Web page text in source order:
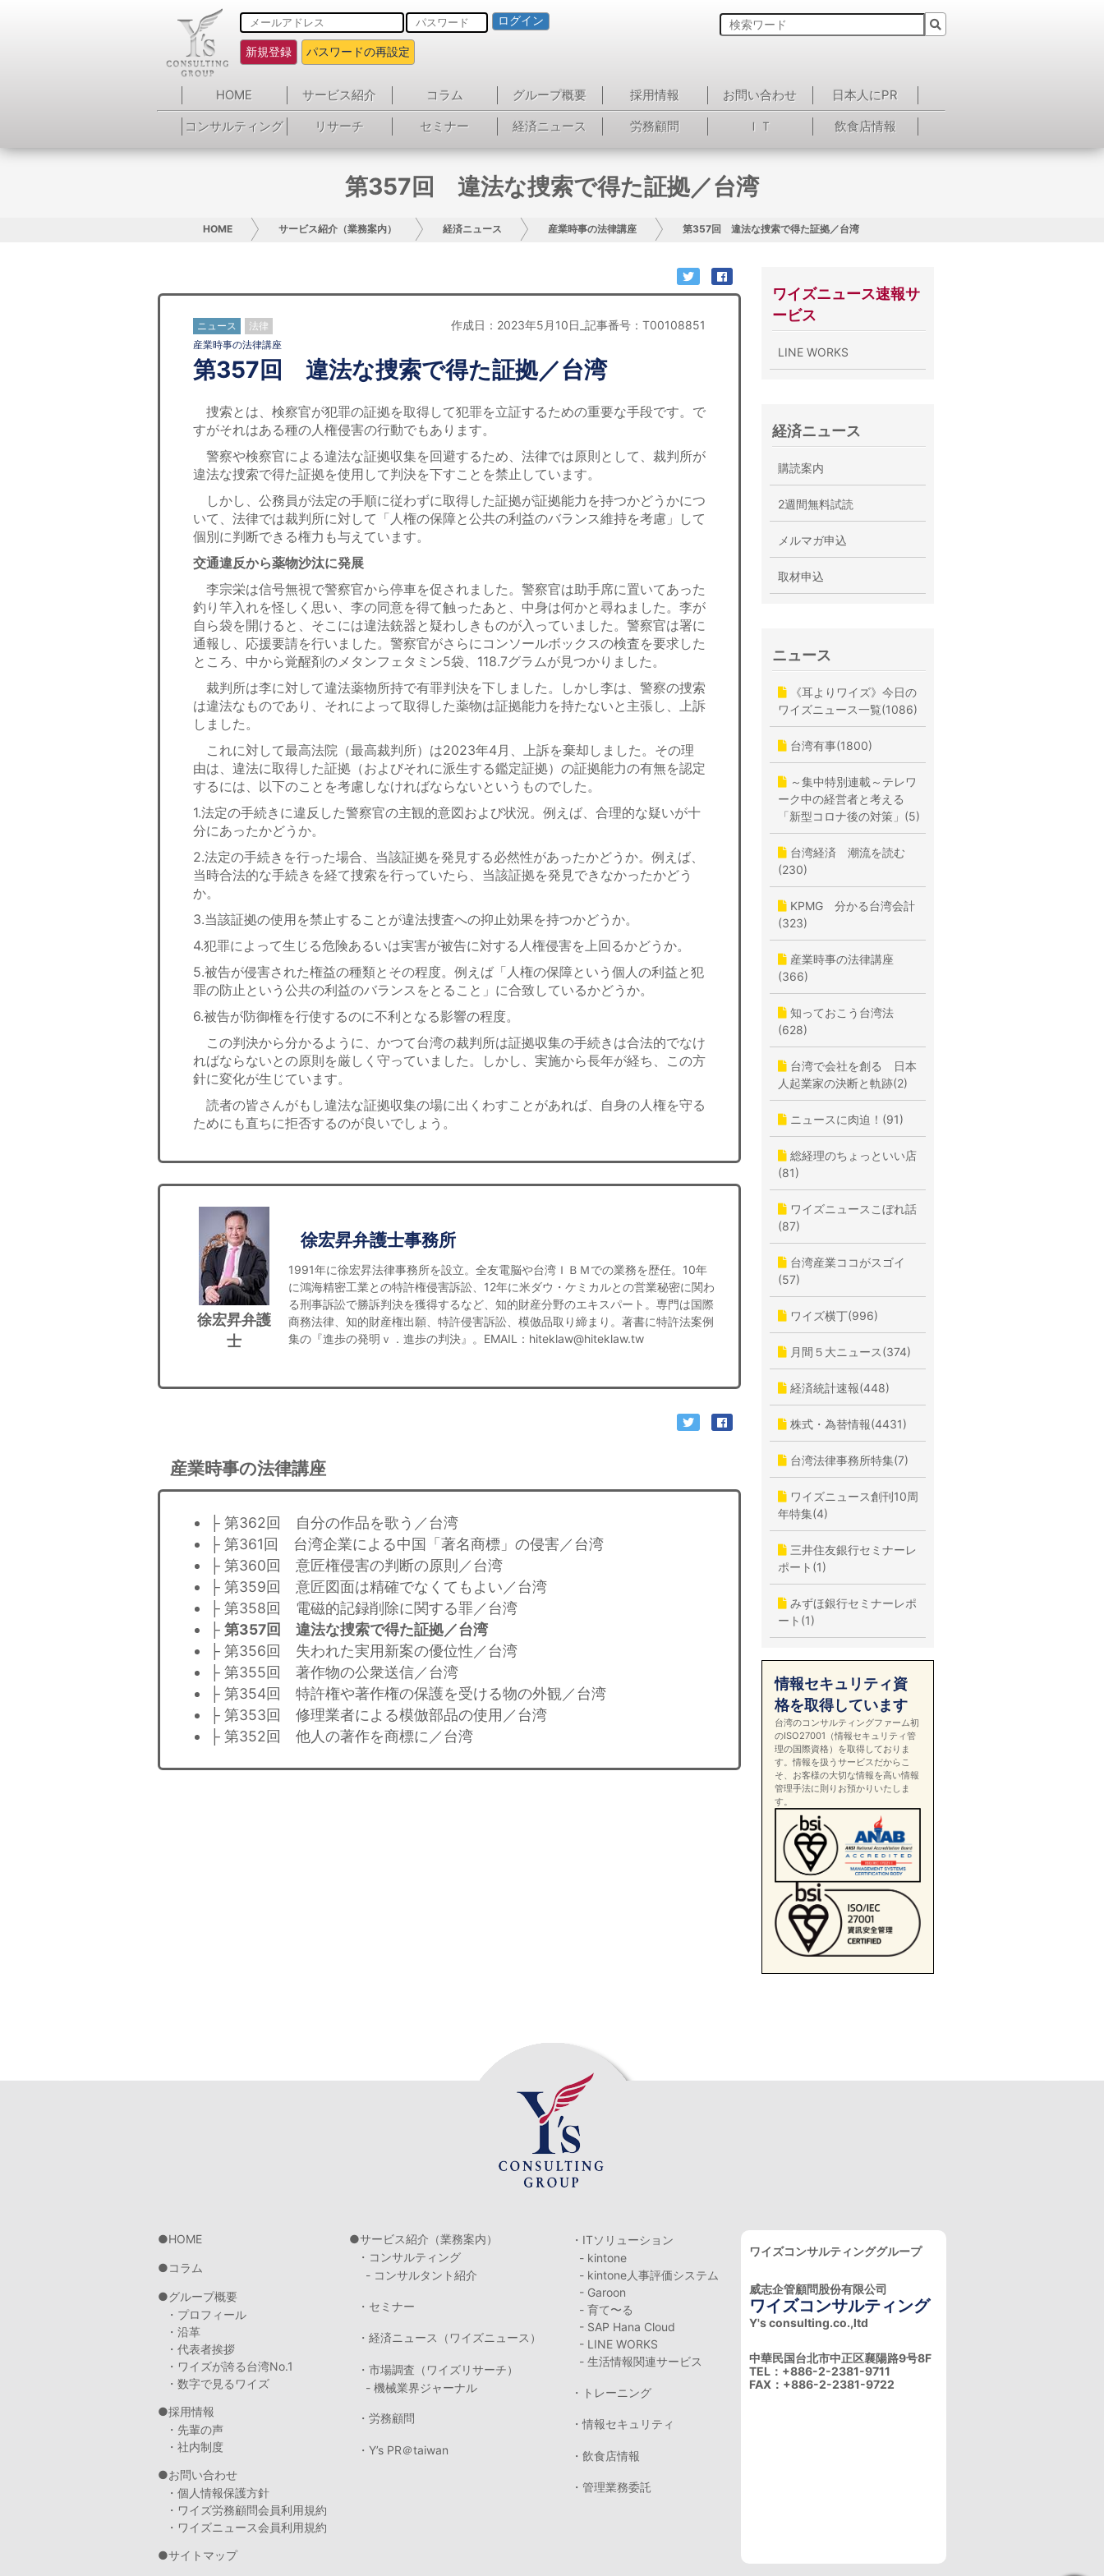
ログイン
新規登録 パスワードの再設定
HOME サービス紹介 コラム グループ概要 採用情報 お問い合わせ
日本人にPR
コンサルティング
リサーチ セミナー 経済ニュース 労務顧問 ＩＴ 飲食店情報
第357回 違法な捜索で得た証拠／台湾
HOME サービス紹介（業務案内） 経済ニュース 産業時事の法律講座 第357回 違法な捜索で得た証拠／台湾
ニュース 法律 作成日：2023年5月10日_記事番号：T00108851
産業時事の法律講座
第357回 違法な捜索で得た証拠／台湾
捜索とは、検察官が犯罪の証拠を取得して犯罪を立証するための重要な手段です。で
すがそれはある種の人権侵害の行動でもあります。
警察や検察官による違法な証拠収集を回避するため、法律では原則として、裁判所が
違法な捜索で得た証拠を使用して判決を下すことを禁止しています。
しかし、公務員が法定の手順に従わずに取得した証拠が証拠能力を持つかどうかにつ
いて、法律では裁判所に対して「人権の保障と公共の利益のバランス維持を考慮」して
個別に判断できる権力も与えています。
交通違反から薬物沙汰に発展
李宗栄は信号無視で警察官から停車を促されました。警察官は助手席に置いてあった
釣り竿入れを怪しく思い、李の同意を得て触ったあと、中身は何かと尋ねました。李が
自ら袋を開けると、そこには違法銃器と疑わしきものが入っていました。警察官は署に
通報し、応援要請を行いました。警察官がさらにコンソールボックスの検査を要求した
ところ、中から覚醒剤のメタンフェタミン5袋、118.7グラムが見つかりました。
裁判所は李に対して違法薬物所持で有罪判決を下しました。しかし李は、警察の捜索
は違法なものであり、それによって取得した薬物は証拠能力を持たないと主張し、上訴
しました。
これに対して最高法院（最高裁判所）は2023年4月、上訴を棄却しました。その理
由は、違法に取得した証拠（およびそれに派生する鑑定証拠）の証拠能力の有無を認定
するには、以下のことを考慮しなければならないというものでした。
1.法定の手続きに違反した警察官の主観的意図および状況。例えば、合理的な疑いが十
分にあったかどうか。
2.法定の手続きを行った場合、当該証拠を発見する必然性があったかどうか。例えば、
当時合法的な手続きを経て捜索を行っていたら、当該証拠を発見できなかったかどう
か。
3.当該証拠の使用を禁止することが違法捜査への抑止効果を持つかどうか。
4.犯罪によって生じる危険あるいは実害が被告に対する人権侵害を上回るかどうか。
5.被告が侵害された権益の種類とその程度。例えば「人権の保障という個人の利益と犯
罪の防止という公共の利益のバランスをとること」に合致しているかどうか。
6.被告が防御権を行使するのに不利となる影響の程度。
この判決から分かるように、かつて台湾の裁判所は証拠収集の手続きは合法的でなけ
ればならないとの原則を厳しく守っていました。しかし、実施から長年が経ち、この方
針に変化が生じています。
読者の皆さんがもし違法な証拠収集の場に出くわすことがあれば、自身の人権を守る
ためにも直ちに拒否するのが良いでしょう。
徐宏昇弁護
士
徐宏昇弁護士事務所
1991年に徐宏昇法律事務所を設立。全友電脳や台湾ＩＢＭでの業務を歴任。10年
に鴻海精密工業との特許権侵害訴訟、12年に米ダウ・ケミカルとの営業秘密に関わ
る刑事訴訟で勝訴判決を獲得するなど、知的財産分野のエキスパート。専門は国際
商務法律、知的財産権出願、特許侵害訴訟、模倣品取り締まり。著書に特許法案例
集の『進歩の発明ｖ．進歩の判決』。EMAIL：hiteklaw@hiteklaw.tw
産業時事の法律講座
├ 第362回 自分の作品を歌う／台湾
├ 第361回 台湾企業による中国「著名商標」の侵害／台湾
├ 第360回 意匠権侵害の判断の原則／台湾
├ 第359回 意匠図面は精確でなくてもよい／台湾
├ 第358回 電磁的記録削除に関する罪／台湾
├ 第357回 違法な捜索で得た証拠／台湾
├ 第356回 失われた実用新案の優位性／台湾
├ 第355回 著作物の公衆送信／台湾
├ 第354回 特許権や著作権の保護を受ける物の外観／台湾
├ 第353回 修理業者による模倣部品の使用／台湾
├ 第352回 他人の著作を商標に／台湾
ワイズニュース速報サ
ービス
LINE WORKS
経済ニュース
購読案内
2週間無料試読
メルマガ申込
取材申込
ニュース
《耳よりワイズ》今日の
ワイズニュース一覧(1086)
台湾有事(1800)
～集中特別連載～テレワ
ーク中の経営者と考える
「新型コロナ後の対策」(5)
台湾経済 潮流を読む
(230)
KPMG 分かる台湾会計
(323)
産業時事の法律講座
(366)
知っておこう台湾法
(628)
台湾で会社を創る 日本
人起業家の決断と軌跡(2)
ニュースに肉迫！(91)
総経理のちょっといい店
(81)
ワイズニュースこぼれ話
(87)
台湾産業ココがスゴイ
(57)
ワイズ横丁(996)
月間５大ニュース(374)
経済統計速報(448)
株式・為替情報(4431)
台湾法律事務所特集(7)
ワイズニュース創刊10周
年特集(4)
三井住友銀行セミナーレ
ポート(1)
みずほ銀行セミナーレポ
ート(1)
情報セキュリティ資
格を取得しています
台湾のコンサルティングファーム初
のISO27001（情報セキュリティ管
理の国際資格）を取得しておりま
す。情報を扱うサービスだからこ
そ、お客様の大切な情報を高い情報
管理手法に則りお預かりいたしま
す。
HOME
コラム
グループ概要
・プロフィール
・沿革
・代表者挨拶
・ワイズが誇る台湾No.1
・数字で見るワイズ
採用情報
・先輩の声
・社内制度
お問い合わせ
・個人情報保護方針
・ワイズ労務顧問会員利用規約
・ワイズニュース会員利用規約
サイトマップ
サービス紹介（業務案内）
・コンサルティング
- コンサルタント紹介
・セミナー
・経済ニュース（ワイズニュース）
・市場調査（ワイズリサーチ）
- 機械業界ジャーナル
・労務顧問
・Y’s PR＠taiwan
・ITソリューション
- kintone
- kintone人事評価システム
- Garoon
- 育て〜る
- SAP Hana Cloud
- LINE WORKS
- 生活情報関連サービス
・トレーニング
・情報セキュリティ
・飲食店情報
・管理業務委託
ワイズコンサルティンググループ
威志企管顧問股份有限公司
ワイズコンサルティング
Y's consulting.co.,ltd
中華民国台北市中正区襄陽路9号8F
TEL：+886-2-2381-9711
FAX：+886-2-2381-9722